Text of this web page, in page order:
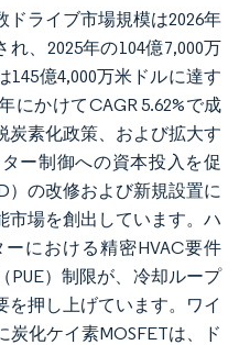
ライブ市場規模は2026年
、2025年の104億7,000万
145億4,000万米ドルに達す
にかけてCAGR 5.62%で成
炭素化政策、および拡大す
ー制御への資本投入を促
）の改修および新規設置に
市場を創出しています。ハ
における精密HVAC要件
PUE）制限が、冷却ループ
を押し上げています。ワイ
炭化ケイ素MOSFETは、ド